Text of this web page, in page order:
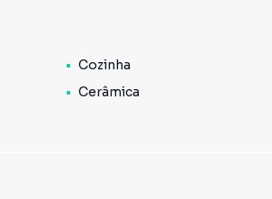
uma para moradia e a outra para
ainda mais atrativo para
Cozinha
Cerâmica